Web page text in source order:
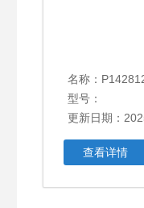
名称：
型号：
更新日期：
查看详情